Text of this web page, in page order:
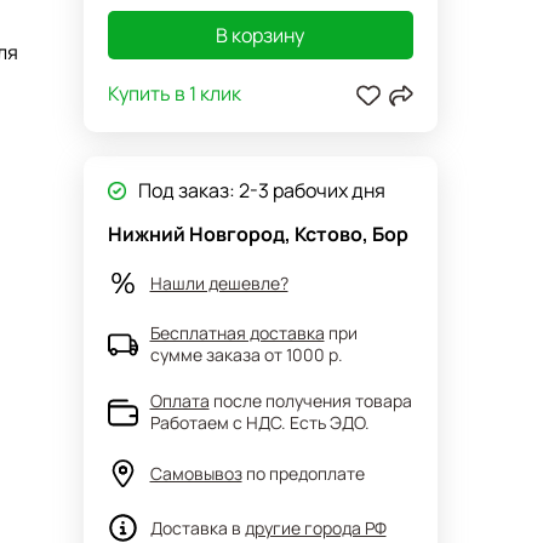
В корзину
Купить в 1 клик
Под заказ: 2-3 рабочих дня
Нижний Новгород, Кстово, Бор
Нашли дешевле?
Бесплатная доставка при
сумме заказа от 1000 р.
Оплата после получения товара
Работаем с НДС. Есть ЭДО.
Самовывоз по предоплате
Доставка в другие города РФ